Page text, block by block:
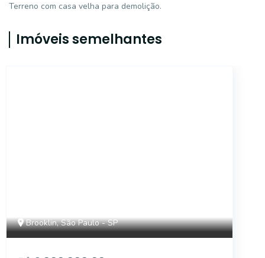
Terreno com casa velha para demolição.
Imóveis semelhantes
Brooklin, São Paulo - SP